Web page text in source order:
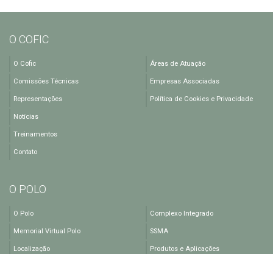
O COFIC
O Cofic
Comissões Técnicas
Representações
Áreas de Atuação
Empresas Associadas
Política de Cookies e Privacidade
Notícias
Treinamentos
Contato
O POLO
O Polo
Memorial Virtual Polo
Localização
Complexo Integrado
SSMA
Produtos e Aplicações